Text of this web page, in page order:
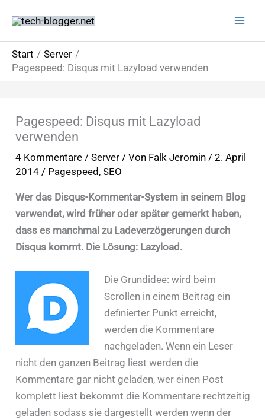
Inhalt
springen
Start
Server
Pagespeed: Disqus mit Lazyload verwenden
Pagespeed: Disqus mit Lazyload
verwenden
4 Kommentare / Server/ Von Falk Jeromin / 2. April
2014 / Pagespeed, SEO
Wer das Disqus-Kommentar-System in seinem Blog
verwendet, wird früher oder später gemerkt haben,
dass es manchmal zu Ladeverzögerungen durch
Disqus kommt. Die Lösung: Lazyload.
Die Grundidee: wird beim
Scrollen in einem Beitrag ein
definierter Punkt erreicht,
werden die Kommentare
nachgeladen. Wenn ein Leser
nicht den ganzen Beitrag liest werden die
Kommentare gar nicht geladen, wer einen Post
komplett liest bekommt die Kommentare rechtzeitig
geladen sodass sie dargestellt werden wenn der